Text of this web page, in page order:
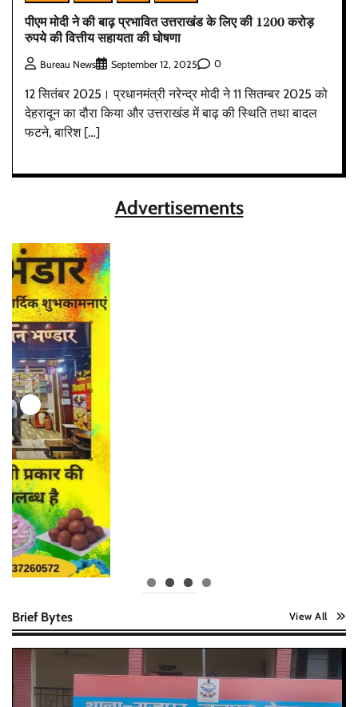
पीएम मोदी ने की बाढ़ प्रभावित उत्तराखंड के लिए की 1200 करोड़
रुपये की वित्तीय सहायता की घोषणा
Bureau News September 12, 2025 0
12 सितंबर 2025। प्रधानमंत्री नरेन्द्र मोदी ने 11 सितम्बर 2025 को
देहरादून का दौरा किया और उत्तराखंड में बाढ़ की स्थिति तथा बादल
फटने, बारिश […]
Advertisements
Brief Bytes View All